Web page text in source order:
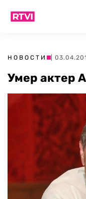
НОВОСТИ |
Умер актер